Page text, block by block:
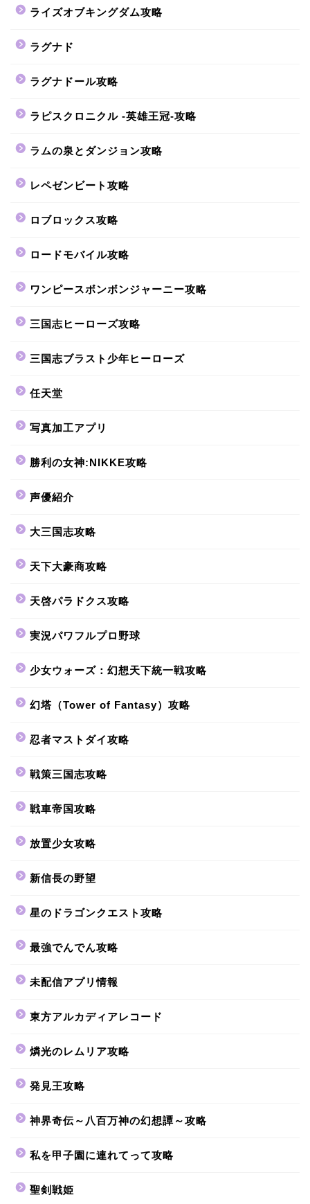
ライズオブキングダム攻略
ラグナド
ラグナドール攻略
ラピスクロニクル -英雄王冠-攻略
ラムの泉とダンジョン攻略
レペゼンビート攻略
ロブロックス攻略
ロードモバイル攻略
ワンピースボンボンジャーニー攻略
三国志ヒーローズ攻略
三国志ブラスト少年ヒーローズ
任天堂
写真加工アプリ
勝利の女神:NIKKE攻略
声優紹介
大三国志攻略
天下大豪商攻略
天啓パラドクス攻略
実況パワフルプロ野球
少女ウォーズ：幻想天下統一戦攻略
幻塔（Tower of Fantasy）攻略
忍者マストダイ攻略
戦策三国志攻略
戦車帝国攻略
放置少女攻略
新信長の野望
星のドラゴンクエスト攻略
最強でんでん攻略
未配信アプリ情報
東方アルカディアレコード
燐光のレムリア攻略
発見王攻略
神界奇伝～八百万神の幻想譚～攻略
私を甲子園に連れてって攻略
聖剣戦姫